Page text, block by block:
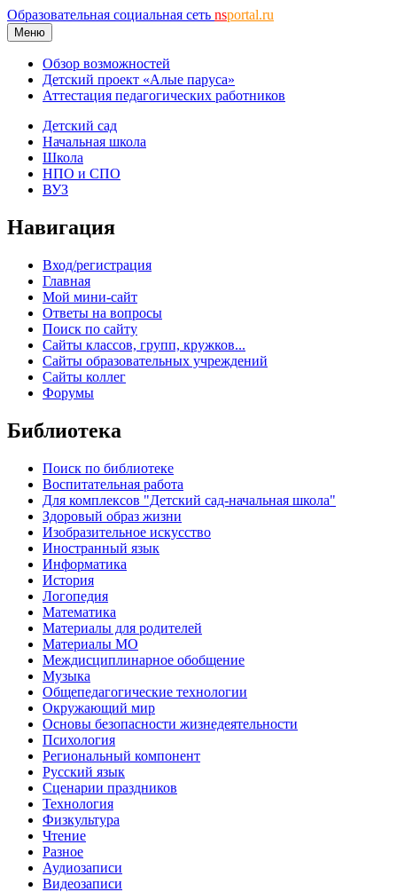
Образовательная социальная сеть nsportal.ru
Меню
Обзор возможностей
Детский проект «Алые паруса»
Аттестация педагогических работников
Детский сад
Начальная школа
Школа
НПО и СПО
ВУЗ
Навигация
Вход/регистрация
Главная
Мой мини-сайт
Ответы на вопросы
Поиск по сайту
Сайты классов, групп, кружков...
Сайты образовательных учреждений
Сайты коллег
Форумы
Библиотека
Поиск по библиотеке
Воспитательная работа
Для комплексов "Детский сад-начальная школа"
Здоровый образ жизни
Изобразительное искусство
Иностранный язык
Информатика
История
Логопедия
Математика
Материалы для родителей
Материалы МО
Междисциплинарное обобщение
Музыка
Общепедагогические технологии
Окружающий мир
Основы безопасности жизнедеятельности
Психология
Региональный компонент
Русский язык
Сценарии праздников
Технология
Физкультура
Чтение
Разное
Аудиозаписи
Видеозаписи